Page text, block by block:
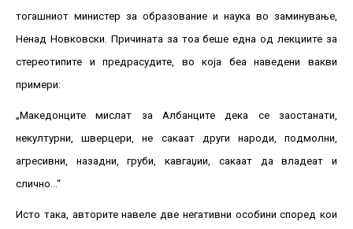
тогашниот министер за образование и наука во заминување,
Ненад Новковски. Причината за тоа беше една од лекциите за
стереотипите и предрасудите, во која беа наведени вакви
примери:
„Македонците мислат за Албанците дека се заостанати,
некултурни, шверцери, не сакаат други народи, подмолни,
агресивни, назадни, груби, кавгаџии, сакаат да владеат и
слично…“
Исто така, авторите навеле две негативни особини според кои